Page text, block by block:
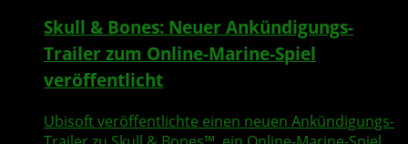
Skull & Bones: Neuer Ankündigungs-
Trailer zum Online-Marine-Spiel
veröffentlicht
Ubisoft veröffentlichte einen neuen Ankündigungs-